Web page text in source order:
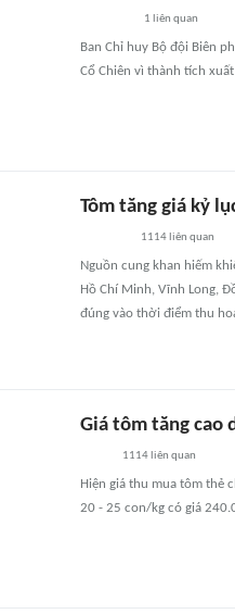
1 liên quan
Ban Chỉ huy Bộ đội Biên
Cổ Chiên vì thành tích
Tôm tăng giá kỷ
1114 liên quan
Nguồn cung khan hiếm
Hồ Chí Minh, Vĩnh Long,
đúng vào thời điểm thu
Giá tôm tăng cao
1114 liên quan
Hiện giá thu mua tôm thẻ
20 - 25 con/kg có giá